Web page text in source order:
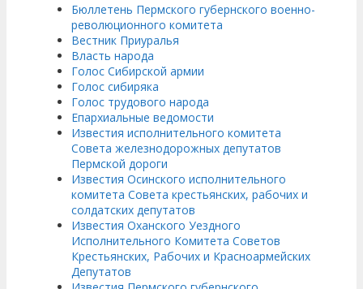
Бюллетень Пермского губернского военно-
революционного комитета
Вестник Приуралья
Власть народа
Голос Сибирской армии
Голос сибиряка
Голос трудового народа
Епархиальные ведомости
Известия исполнительного комитета
Совета железнодорожных депутатов
Пермской дороги
Известия Осинского исполнительного
комитета Совета крестьянских, рабочих и
солдатских депутатов
Известия Оханского Уездного
Исполнительного Комитета Советов
Крестьянских, Рабочих и Красноармейских
Депутатов